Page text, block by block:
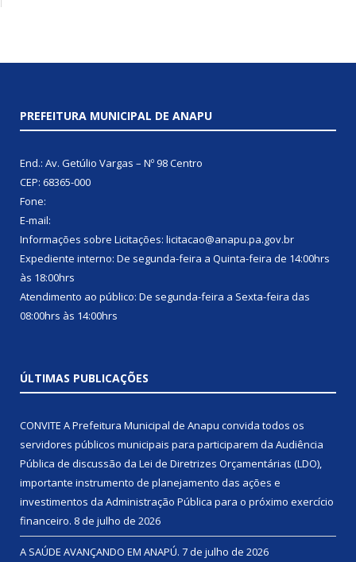
PREFEITURA MUNICIPAL DE ANAPU
End.: Av. Getúlio Vargas – Nº 98 Centro
CEP: 68365-000
Fone:
E-mail:
Informações sobre Licitações: licitacao@anapu.pa.gov.br
Expediente interno: De segunda-feira a Quinta-feira de 14:00hrs
às 18:00hrs
Atendimento ao público: De segunda-feira a Sexta-feira das
08:00hrs às 14:00hrs
ÚLTIMAS PUBLICAÇÕES
CONVITE A Prefeitura Municipal de Anapu convida todos os
servidores públicos municipais para participarem da Audiência
Pública de discussão da Lei de Diretrizes Orçamentárias (LDO),
importante instrumento de planejamento das ações e
investimentos da Administração Pública para o próximo exercício
financeiro. 8 de julho de 2026
A SAÚDE AVANÇANDO EM ANAPÚ. 7 de julho de 2026